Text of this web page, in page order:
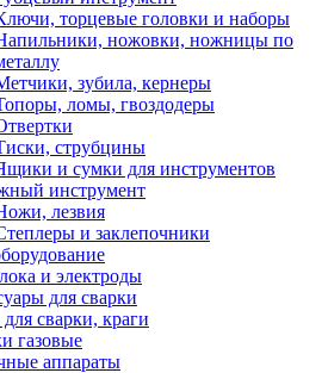
торцевые головки и наборы
ножовки, ножницы по
зубила, кернеры
ломы, гвоздодеры
струбцины
и сумки для инструментов
инструмент
лезвия
и заклепочники
и электроды
для сварки
сварки, краги
газовые
аппараты